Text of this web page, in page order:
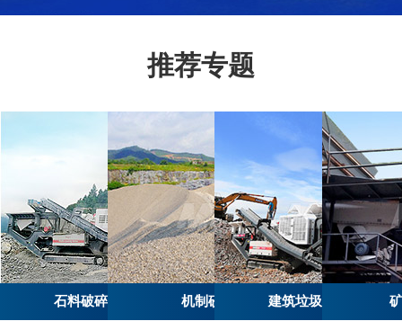
推荐专题
石料破碎筛分专题 机制砂专题 建筑垃圾破碎专题